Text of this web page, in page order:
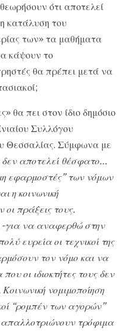
ότι αποτελεί
κατάλυση του
των» τα μαθήματα
κάψουν το
θα πρέπει μετά να
θα πει στον ίδιο δημόσιο
Συλλόγου
Θεσσαλίας. Σύμφωνα με
δεν αποτελεί θέσφατο…
εφαρμοστές” των νόμων
η κοινωνική
οι πράξεις τους.
-για να αναφερθώ στην
ευρεία οι τεχνικοί της
τον νόμο και να
οι ιδιοκτήτες τους δεν
νομιμοποίηση
“ρομπέν των αγορών”
τρόφιμα